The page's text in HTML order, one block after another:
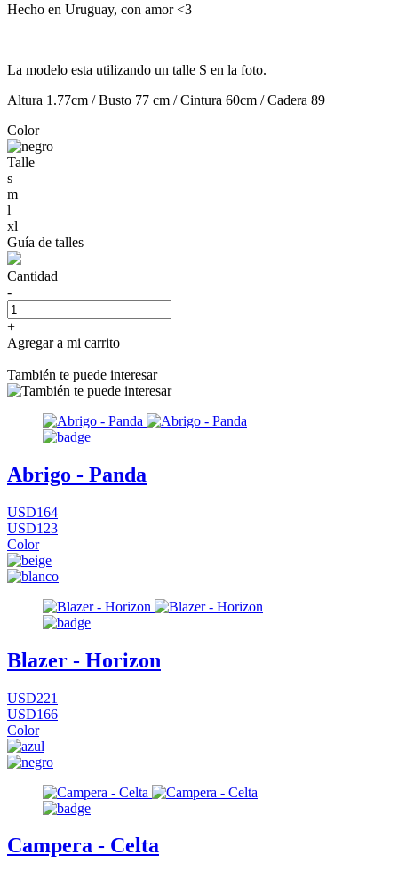
Hecho en Uruguay, con amor <3
La modelo esta utilizando un talle S en la foto.
Altura 1.77cm / Busto 77 cm / Cintura 60cm / Cadera 89
Color
Talle
s
m
l
xl
Guía de talles
Cantidad
-
+
Agregar a mi carrito
También te puede interesar
Abrigo - Panda
USD164
USD123
Color
Blazer - Horizon
USD221
USD166
Color
Campera - Celta